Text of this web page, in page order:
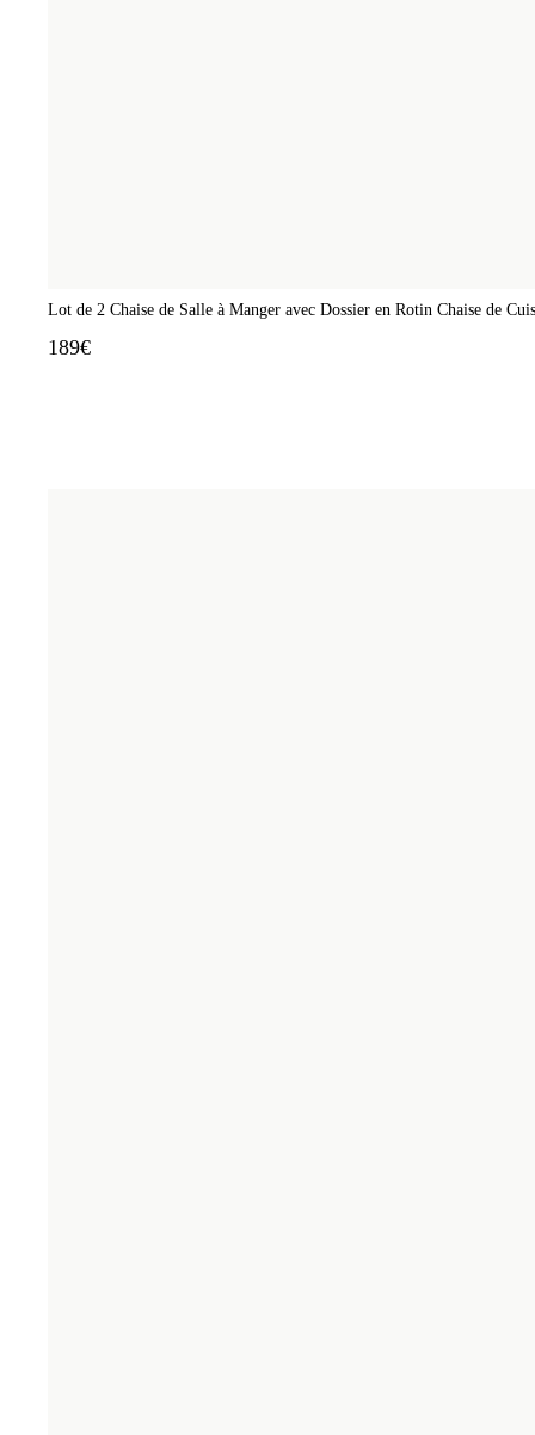
Lot de 2 Chaise de Salle à Manger avec Dossier en Rotin Chaise de
189€